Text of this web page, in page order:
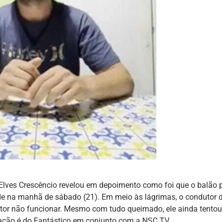
Crescêncio revelou em depoimento como foi que o balão
na manhã de sábado (21). Em meio às lágrimas, o condutor
não funcionar. Mesmo com tudo queimado, ele ainda tentou